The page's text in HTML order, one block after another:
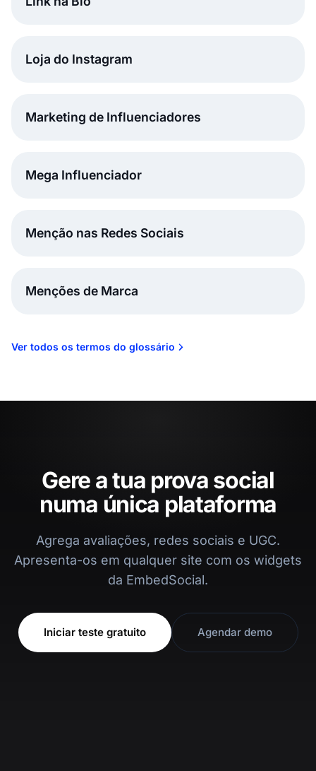
Loja do Instagram
Marketing de Influenciadores
Mega Influenciador
Menção nas Redes Sociais
Menções de Marca
Ver todos os termos do glossário
Gere a tua prova social
numa única plataforma
Agrega avaliações, redes sociais e UGC.
Apresenta-os em qualquer site com os widgets
da EmbedSocial.
Iniciar teste gratuito Agendar demo